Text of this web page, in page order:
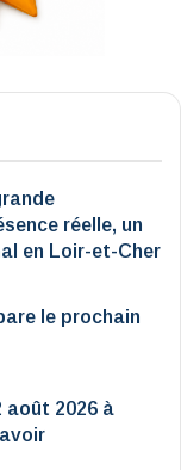
réelle, un
en Loir-et-Cher
le prochain
août 2026 à